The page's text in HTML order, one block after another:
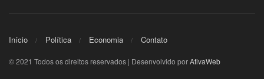
Início Política Economia Contato
© 2021 Todos os direitos reservados | Desenvolvido porAtivaWeb